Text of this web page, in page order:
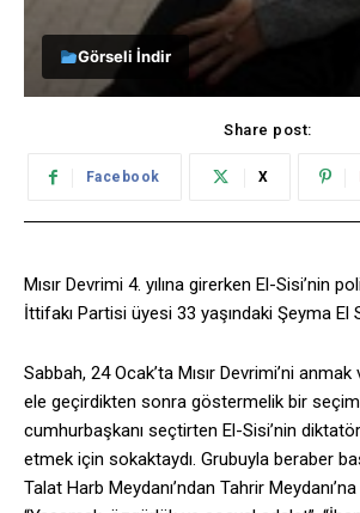
Görseli İndir
Share post:
Facebook X
Mısır Devrimi 4. yılına girerken El-Sisi’nin
İttifakı Partisi üyesi 33 yaşındaki Şeyma El
Sabbah, 24 Ocak’ta Mısır Devrimi’ni
ele geçirdikten sonra göstermelik bir
cumhurbaşkanı seçtirten El-Sisi’nin
etmek için sokaktaydı. Grubuyla beraber
Talat Harb Meydanı’ndan Tahrir